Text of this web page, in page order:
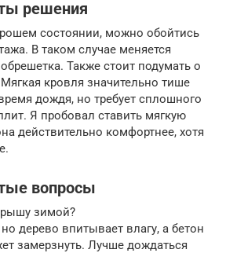
решения
состоянии, можно обойтись
В таком случае меняется
Также стоит подумать о
кровля значительно тише
дождя, но требует сплошного
Я пробовал ставить мягкую
действительно комфортнее, хотя
вопросы
зимой?
дерево впитывает влагу, а бетон
замерзнуть. Лучше дождаться